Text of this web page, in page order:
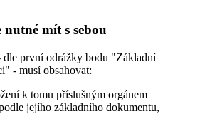
mít s sebou
dle první odrážky bodu "Základní
- musí obsahovat:
k tomu příslušným orgánem
jejího základního dokumentu,